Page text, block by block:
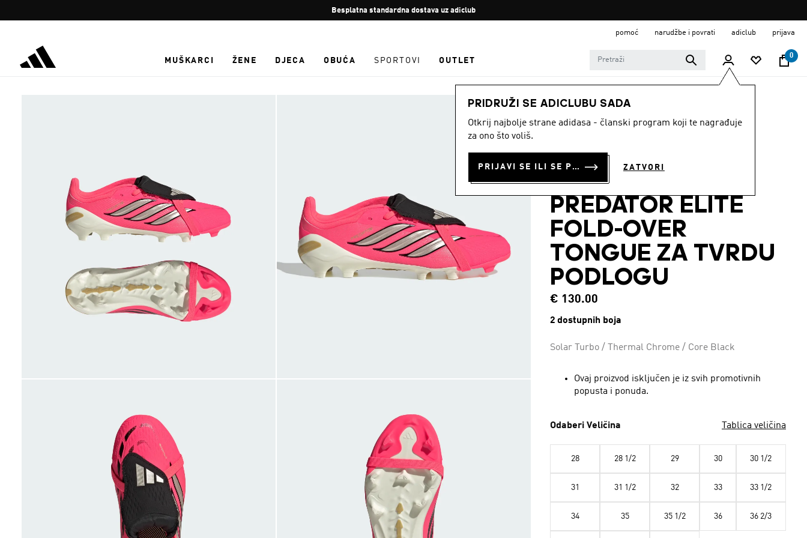
Zaustavi
rotaciju
Besplatna standardna dostava uz adiclub
pomoć narudžbe i povrati adiclub prijava
MUŠKARCI ŽENE DJECA OBUĆA SPORTOVI OUTLET
0
PRIDRUŽI SE ADICLUBU SADA
Otkrij najbolje strane adidasa - članski program koji te nagrađuje
za ono što voliš.
PRIJAVI SE ILI SE PRIDRUŽI SADA ZATVORI
DJECA Obuća
DJEČJE
NOGOMETNE
KOPAČKE
PREDATOR ELITE
FOLD-OVER
TONGUE ZA TVRDU
PODLOGU
€ 130.00
2 dostupnih boja
Solar Turbo / Thermal Chrome / Core Black
Ovaj proizvod isključen je iz svih promotivnih
popusta i ponuda.
Odaberi Veličina Tablica veličina
28 28 1/2 29 30 30 1/2
31 31 1/2 32 33 33 1/2
34 35 35 1/2 36 36 2/3